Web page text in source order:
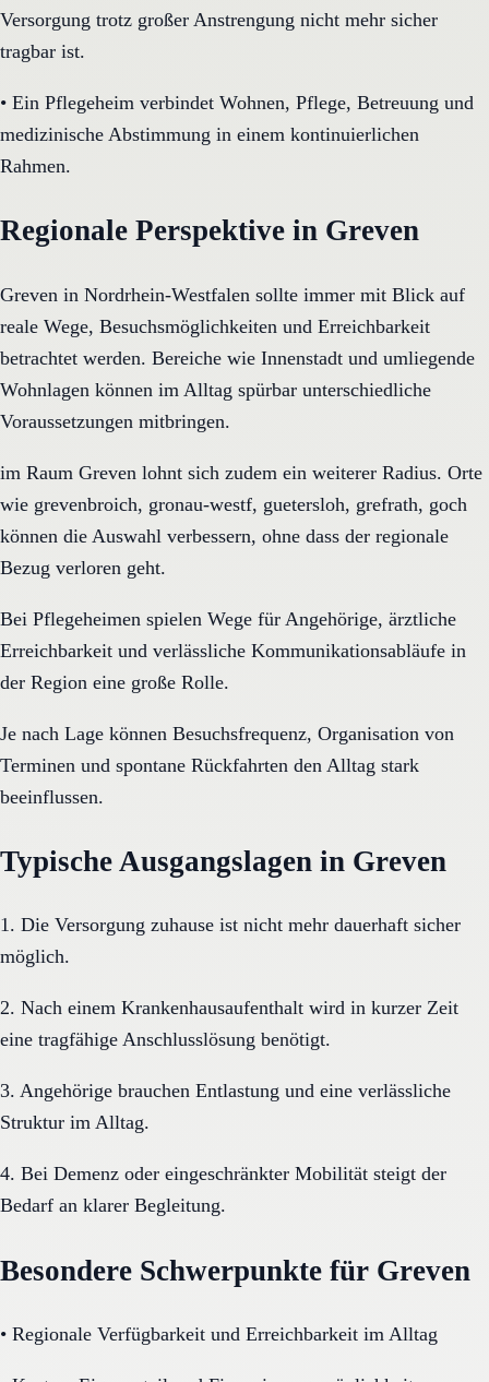
Versorgung trotz großer Anstrengung nicht mehr sicher
tragbar ist.
• Ein Pflegeheim verbindet Wohnen, Pflege, Betreuung und
medizinische Abstimmung in einem kontinuierlichen
Rahmen.
Regionale Perspektive in Greven
Greven in Nordrhein-Westfalen sollte immer mit Blick auf
reale Wege, Besuchsmöglichkeiten und Erreichbarkeit
betrachtet werden. Bereiche wie Innenstadt und umliegende
Wohnlagen können im Alltag spürbar unterschiedliche
Voraussetzungen mitbringen.
im Raum Greven lohnt sich zudem ein weiterer Radius. Orte
wie grevenbroich, gronau-westf, guetersloh, grefrath, goch
können die Auswahl verbessern, ohne dass der regionale
Bezug verloren geht.
Bei Pflegeheimen spielen Wege für Angehörige, ärztliche
Erreichbarkeit und verlässliche Kommunikationsabläufe in
der Region eine große Rolle.
Je nach Lage können Besuchsfrequenz, Organisation von
Terminen und spontane Rückfahrten den Alltag stark
beeinflussen.
Typische Ausgangslagen in Greven
1. Die Versorgung zuhause ist nicht mehr dauerhaft sicher
möglich.
2. Nach einem Krankenhausaufenthalt wird in kurzer Zeit
eine tragfähige Anschlusslösung benötigt.
3. Angehörige brauchen Entlastung und eine verlässliche
Struktur im Alltag.
4. Bei Demenz oder eingeschränkter Mobilität steigt der
Bedarf an klarer Begleitung.
Besondere Schwerpunkte für Greven
• Regionale Verfügbarkeit und Erreichbarkeit im Alltag